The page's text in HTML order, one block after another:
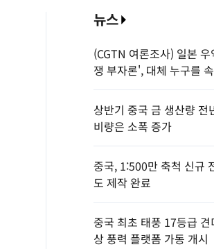
뉴스
(CGTN 여론조사) 일본
쟁 부자론', 대체 누구를
상반기 중국 금 생산량 전
비량은 소폭 증가
중국, 1:500만 축척 신규
도 제작 완료
중국 최초 태풍 17등급 견
상 풍력 플랫폼 가동 개시